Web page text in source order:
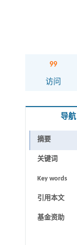
99
访问
导航
摘要
关键词
Key words
引用本文
基金资助